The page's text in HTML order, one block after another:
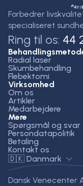
Forbedrer
specialiseret
Ring til os: 44
Radial laser
Skumbehandling
Flebektomi
Virksomhed
Om os
Artikler
Medarbejdere
Mere
Spørgsmål og svar
Persondatapolitik
Betaling
Kontakt os
🇩🇰 Danmark
Dansk Venecenter